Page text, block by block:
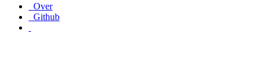
Over
Github